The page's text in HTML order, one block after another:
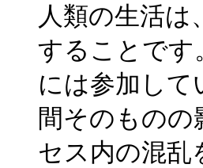
人類の生活
することです
には参加し
間そのもの
セス内の混乱